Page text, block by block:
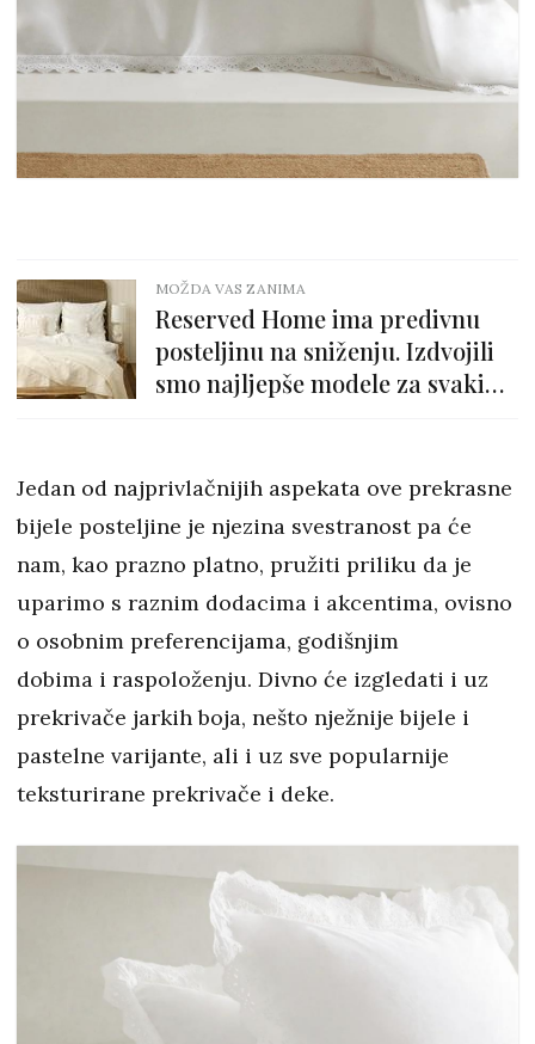
MOŽDA VAS ZANIMA
Reserved Home ima predivnu
posteljinu na sniženju. Izdvojili
smo najljepše modele za svaki
Jedan od najprivlačnijih aspekata ove prekrasne
bijele posteljine je njezina svestranost pa će
nam, kao prazno platno, pružiti priliku da je
uparimo s raznim dodacima i akcentima, ovisno
o osobnim preferencijama, godišnjim
dobima i raspoloženju. Divno će izgledati i uz
prekrivače jarkih boja, nešto nježnije bijele i
pastelne varijante, ali i uz sve popularnije
teksturirane prekrivače i deke.